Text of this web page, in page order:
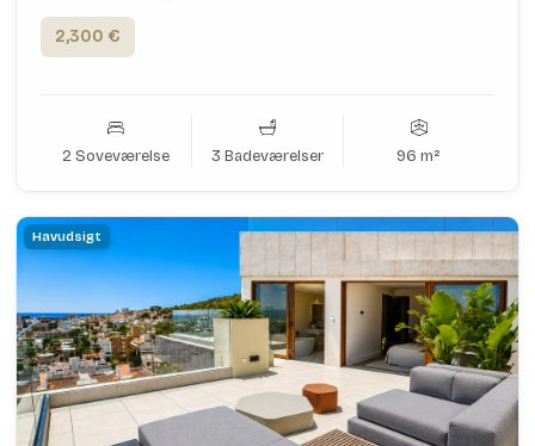
2,300 €
2 Soveværelse 3 Badeværelser 96 m²
Havudsigt